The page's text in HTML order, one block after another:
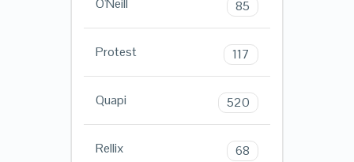
O'Neill 85
Protest 117
Quapi 520
Rellix 68